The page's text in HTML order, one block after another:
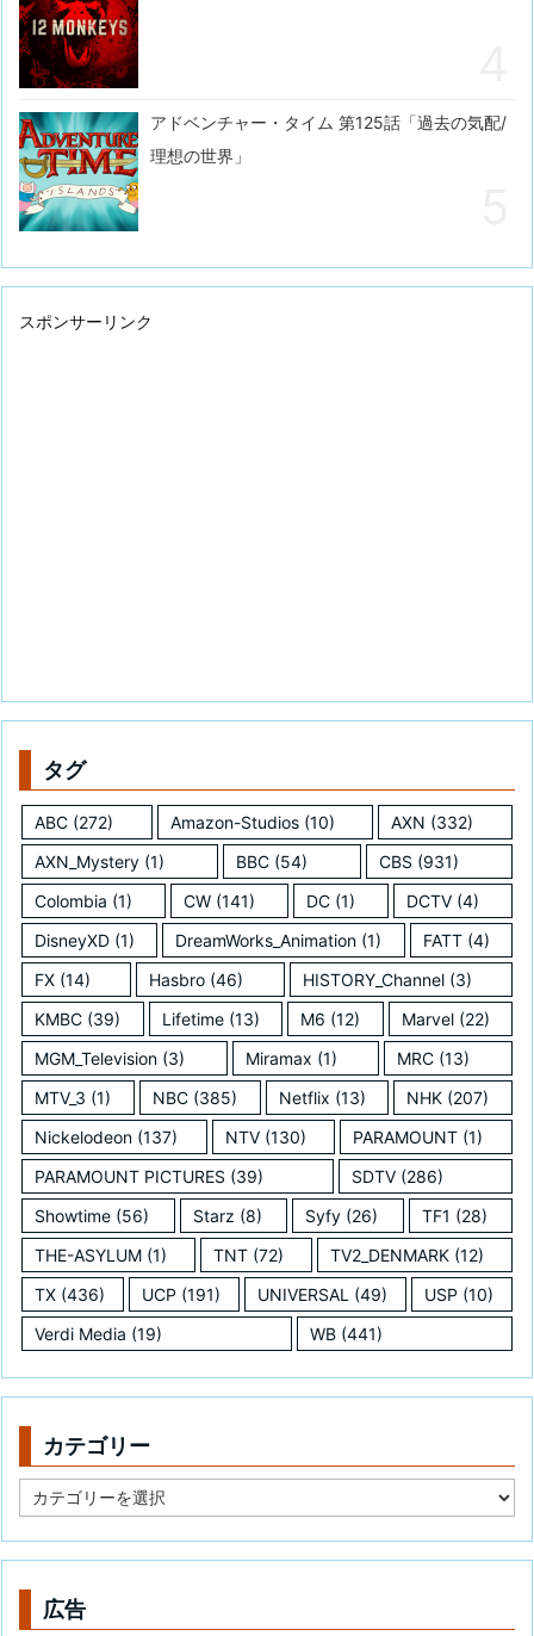
アドベンチャー・タイム 第125話「過去の気配/
理想の世界」
スポンサーリンク
タグ
ABC (272) Amazon-Studios(10) AXN (332)
AXN_Mystery (1) BBC (54) CBS (931)
Colombia (1) CW (141) DC (1) DCTV (4)
DisneyXD (1) DreamWorks_Animation (1) FATT(4)
FX (14) Hasbro (46) HISTORY_Channel(3)
KMBC (39) Lifetime(13) M6 (12) Marvel(22)
MGM_Television (3) Miramax (1) MRC (13)
MTV_3 (1) NBC(385) Netflix (13) NHK (207)
Nickelodeon (137) NTV(130) PARAMOUNT (1)
PARAMOUNT PICTURES (39) SDTV(286)
Showtime (56) Starz (8) Syfy (26) TF1 (28)
THE-ASYLUM (1) TNT (72) TV2_DENMARK (12)
TX (436) UCP (191) UNIVERSAL (49) USP (10)
Verdi Media (19) WB (441)
カテゴリー
テ
リ
広告